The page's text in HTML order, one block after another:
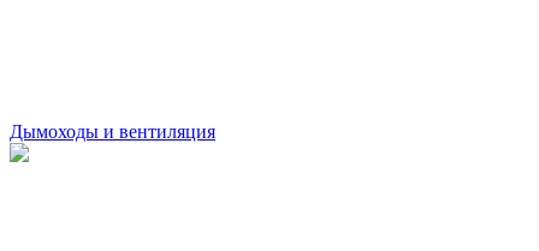
Дымоходы и вентиляция